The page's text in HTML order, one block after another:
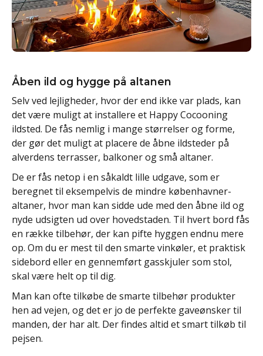
Åben ild og hygge på altanen
Selv ved lejligheder, hvor der end ikke var plads, kan
det være muligt at installere et Happy Cocooning
ildsted. De fås nemlig i mange størrelser og forme,
der gør det muligt at placere de åbne ildsteder på
alverdens terrasser, balkoner og små altaner.
De er fås netop i en såkaldt lille udgave, som er
beregnet til eksempelvis de mindre københavner-
altaner, hvor man kan sidde ude med den åbne ild og
nyde udsigten ud over hovedstaden. Til hvert bord fås
en række tilbehør, der kan pifte hyggen endnu mere
op. Om du er mest til den smarte vinkøler, et praktisk
sidebord eller en gennemført gasskjuler som stol,
skal være helt op til dig.
Man kan ofte tilkøbe de smarte tilbehør produkter
hen ad vejen, og det er jo de perfekte gaveønsker til
manden, der har alt. Der findes altid et smart tilkøb til
pejsen.